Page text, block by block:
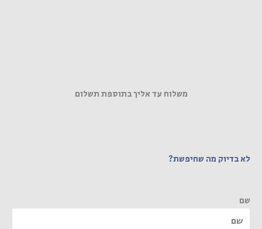
משלוח עד אליך בתוספת תשלום
לא בדיוק מה שחיפשת?
שם